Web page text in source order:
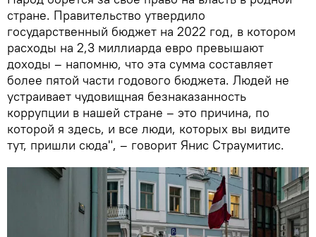
стране. Правительство утвердило
государственный бюджет на 2022 год, в котором
расходы на 2,3 миллиарда евро превышают
доходы – напомню, что эта сумма составляет
более пятой части годового бюджета. Людей не
устраивает чудовищная безнаказанность
коррупции в нашей стране – это причина, по
которой я здесь, и все люди, которых вы видите
тут, пришли сюда", – говорит Янис Страумитис.